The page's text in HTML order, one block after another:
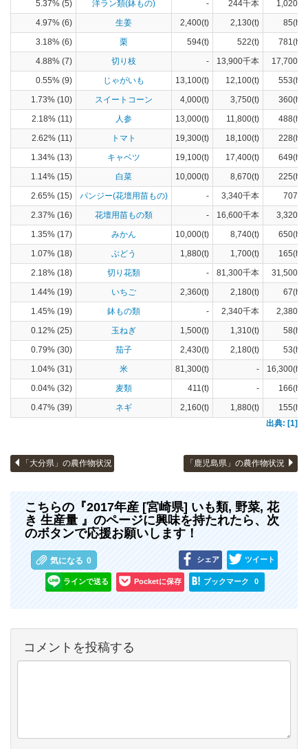
5.37% (5) 洋ラン類(鉢もの) - 244千本
1,020(a)
4.97% (6)
生姜 2,400(t) 2,130(t)
85(ha)
3.18% (6)
栗 594(t) 522(t)
781(ha)
4.88% (7)
切り枝 - 13,900千本
17,700(a)
0.55% (9)
じゃがいも 13,100(t) 12,100(t)
553(ha)
1.73% (10)
スイートコーン 4,000(t) 3,750(t)
360(ha)
2.18% (11)
人参 13,000(t) 11,800(t)
488(ha)
2.62% (11)
トマト 19,300(t) 18,100(t)
228(ha)
1.34% (13)
キャベツ 19,100(t) 17,400(t)
649(ha)
1.14% (15)
白菜 10,000(t) 8,670(t)
225(ha)
2.65% (15)
パンジー(花壇用苗もの) - 3,340千本
707(a)
2.37% (16)
花壇用苗もの類 - 16,600千本
3,320(a)
1.35% (17)
みかん 10,000(t) 8,740(t)
650(ha)
1.07% (18)
ぶどう 1,880(t) 1,700(t)
165(ha)
2.18% (18)
切り花類 - 81,300千本
31,500(a)
1.44% (19)
いちご 2,360(t) 2,180(t)
67(ha)
1.45% (19)
鉢もの類 - 2,340千本
2,380(a)
0.12% (25)
玉ねぎ 1,500(t) 1,310(t)
58(ha)
0.79% (30)
茄子 2,430(t) 2,180(t)
53(ha)
1.04% (31)
米 81,300(t) -
16,300(ha)
0.04% (32)
麦類 411(t) -
166(ha)
0.47% (39)
ネギ 2,160(t) 1,880(t)
155(ha)
出典: [1]
「大分県」の農作物状況 「鹿児島県」の農作物状況
こちらの『2017年産 [宮崎県] いも類, 野菜, 花
き 生産量 』のページに興味を持たれたら、次
のボタンで応援お願いします！
気になる 0 シェア ツイート
ラインで送る Pocketに保存 ブックマーク 0
コメントを投稿する